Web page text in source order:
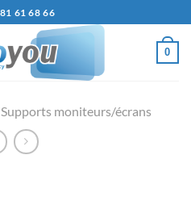
61 68 66
0
Supports moniteurs/écrans